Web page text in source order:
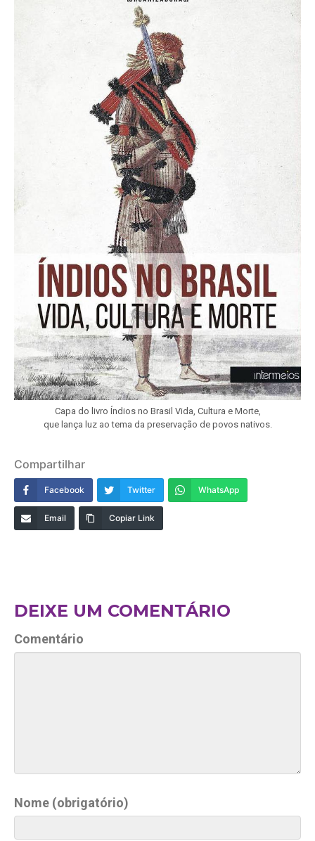
Capa do livro Índios no Brasil Vida, Cultura e Morte,
que lança luz ao tema da preservação de povos nativos.
Compartilhar
Facebook Twitter WhatsApp
Email Copiar Link
DEIXE UM COMENTÁRIO
Comentário
Nome (obrigatório)